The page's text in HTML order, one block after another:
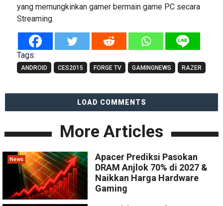
yang memungkinkan gamer bermain game PC secara
Streaming.
Tags:
ANDROID CES2015 FORGE TV GAMINGNEWS RAZER
LOAD COMMENTS
More Articles
News
Apacer Prediksi Pasokan
DRAM Anjlok 70% di 2027 &
Naikkan Harga Hardware
Gaming